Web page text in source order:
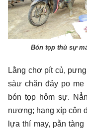
Bón tọp thù sự
Lằng chơ pít củ,
sàư chăn đảy po
bón tọp hôm sự.
nương; hạng xíp côn
lựa thí may, pằn